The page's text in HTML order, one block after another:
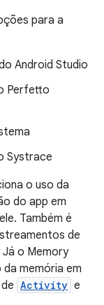
para a
Android Studio
Perfetto
Systrace
o uso da
do app em
Também é
de
o Memory
memória em
Activity e